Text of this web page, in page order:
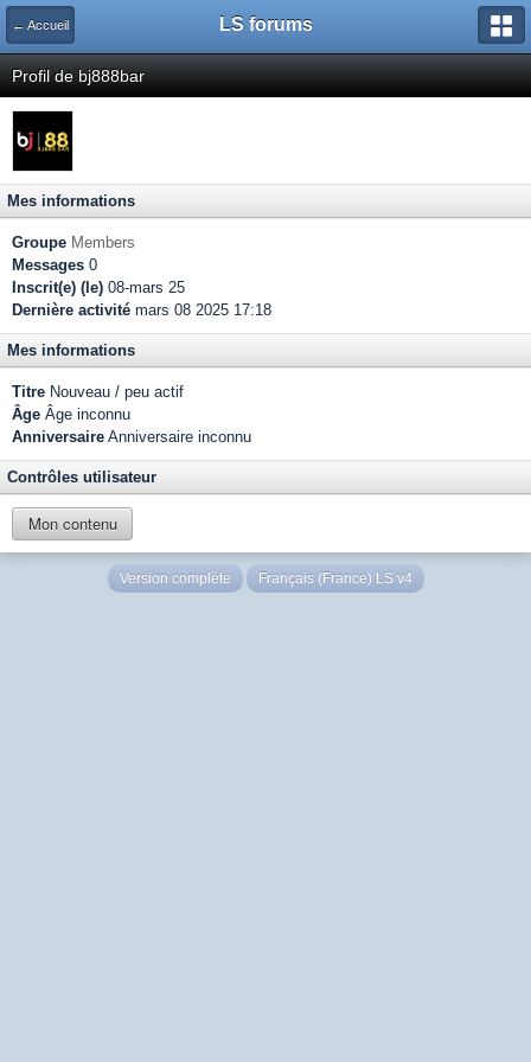
← Accueil LS forums
Profil de bj888bar
Mes informations
Groupe Members
Messages 0
Inscrit(e) (le) 08-mars 25
Dernière activité mars 08 2025 17:18
Mes informations
Titre Nouveau / peu actif
Âge Âge inconnu
Anniversaire Anniversaire inconnu
Contrôles utilisateur
Mon contenu
Version complète Français (France) LS v4